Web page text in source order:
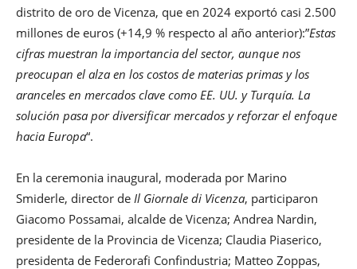
distrito de oro de Vicenza, que en 2024 exportó casi 2.500
millones de euros (+14,9 % respecto al año anterior):”Estas
cifras muestran la importancia del sector, aunque nos
preocupan el alza en los costos de materias primas y los
aranceles en mercados clave como EE. UU. y Turquía. La
solución pasa por diversificar mercados y reforzar el enfoque
hacia Europa“.
En la ceremonia inaugural, moderada por Marino
Smiderle, director de Il Giornale di Vicenza, participaron
Giacomo Possamai, alcalde de Vicenza; Andrea Nardin,
presidente de la Provincia de Vicenza; Claudia Piaserico,
presidenta de Federorafi Confindustria; Matteo Zoppas,